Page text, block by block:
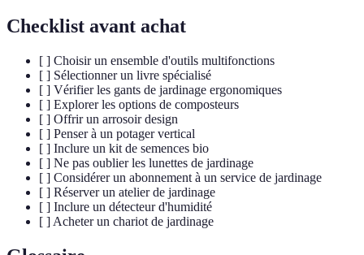
Checklist avant achat
[ ] Choisir un ensemble d'outils multifonctions
[ ] Sélectionner un livre spécialisé
[ ] Vérifier les gants de jardinage ergonomiques
[ ] Explorer les options de composteurs
[ ] Offrir un arrosoir design
[ ] Penser à un potager vertical
[ ] Inclure un kit de semences bio
[ ] Ne pas oublier les lunettes de jardinage
[ ] Considérer un abonnement à un service de jardinage
[ ] Réserver un atelier de jardinage
[ ] Inclure un détecteur d'humidité
[ ] Acheter un chariot de jardinage